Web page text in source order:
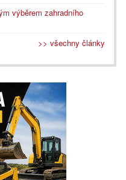
výběrem zahradního
>> všechny články